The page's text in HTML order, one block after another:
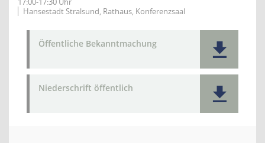
Hansestadt Stralsund, Rathaus, Konferenzsaal
Öffentliche Bekanntmachung
Niederschrift öffentlich